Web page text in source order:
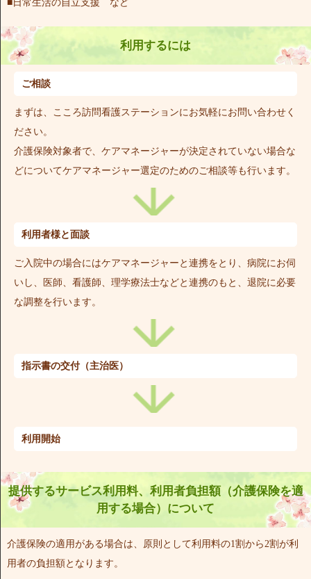
■日常生活の自立支援 など
利用するには
ご相談
まずは、こころ訪問看護ステーションにお気軽にお問い合わせく
ださい。
介護保険対象者で、ケアマネージャーが決定されていない場合な
どについてケアマネージャー選定のためのご相談等も行います。
利用者様と面談
ご入院中の場合にはケアマネージャーと連携をとり、病院にお伺
いし、医師、看護師、理学療法士などと連携のもと、退院に必要
な調整を行います。
指示書の交付（主治医）
利用開始
提供するサービス利用料、利用者負担額（介護保険を適
用する場合）について
介護保険の適用がある場合は、原則として利用料の1割から2割が利
用者の負担額となります。